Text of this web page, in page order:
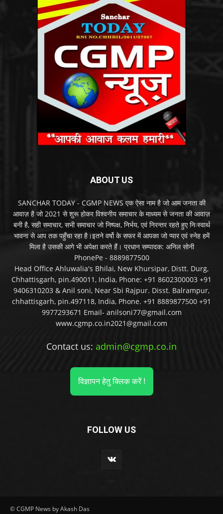
ABOUT US
SANCHAR TODAY - CGMP NEWS एक ऐसा नाम है जो आम जनता की
आवाज़ है जो 2021 से शुरू होकर विश्वनीय समाचार के माध्यम से जनता की आवाज़
बनी है, सही समाचार, सभी समाचार जो निष्पक्ष, निर्भय, एवं निरन्तर रहते हुए निःस्वार्थ
भावना से आप तक पहुँचा रहा है।इतने वर्षो के सफर में आपका जो प्यार एवं स्नेह हमें
मिला है उसकी आगे भी अपेक्षा करते हैं। प्रधान सम्पादक: अनिल सोनी
PhonePe - 8889877500
Head Office Ahluwalia's Bhilai, New Khursipar, Distt. Durg,
Chhattisgarh, pin.490011, India, Phone: +91 8602300003 +91
9406310203 & Anil soni, Near Sbi Rajpur. Disst. Balrampur,
chhattisgarh, pin.497118, India, Phone. +91 8889877500 +91
9977293671 Email- anilsoni77@gmail.com
www.cgmp.co.in2021@gmail.com
Contact us: admin@cgmp.co.in
विज्ञापन हेतु क्लिक करें !
FOLLOW US
© CGMP News by Akash Das